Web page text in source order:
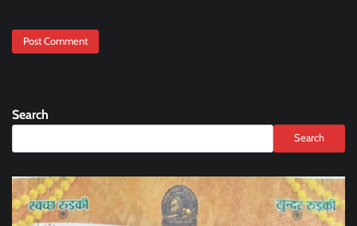
Search
Search